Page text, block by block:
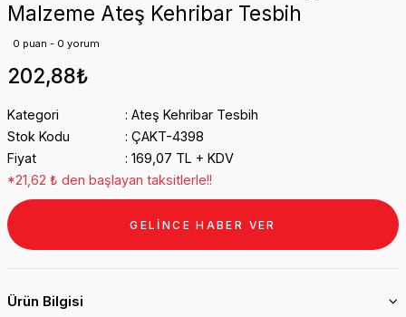
Malzeme Ateş Kehribar Tesbih
0 puan - 0 yorum
202,88₺
Kategori
Ateş Kehribar Tesbih
Stok Kodu
ÇAKT-4398
Fiyat
169,07 TL + KDV
*21,62 ₺ den başlayan taksitlerle!!
GELİNCE HABER VER
Ürün Bilgisi